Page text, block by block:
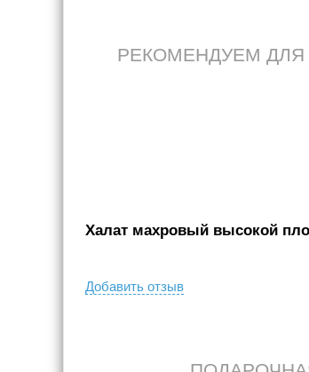
РЕКОМЕНДУЕМ ДЛЯ
Халат махровый высокой
Добавить отзыв